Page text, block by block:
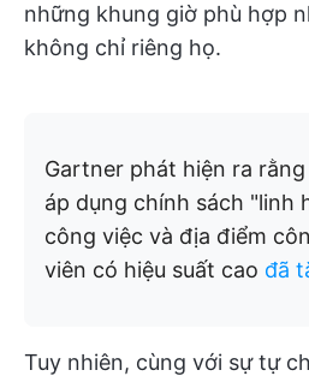
những khung giờ phù hợp
không chỉ riêng họ.
Gartner phát hiện ra
áp dụng chính sách "linh
công việc và địa điểm
viên có hiệu suất cao đã
Tuy nhiên, cùng với sự tự